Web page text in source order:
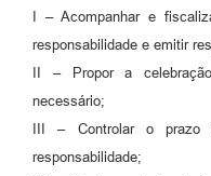
I – Acompanhar e
responsabilidade e emitir
II – Propor a
necessário;
III – Controlar o
responsabilidade;